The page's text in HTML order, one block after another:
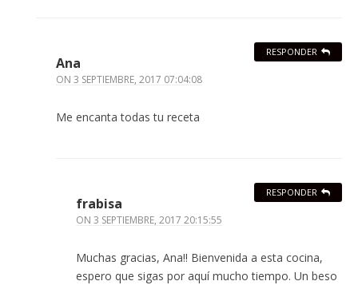
Ana
ON 3 SEPTIEMBRE, 2017 07:04:08
Me encanta todas tu receta
RESPONDER
frabisa
ON 3 SEPTIEMBRE, 2017 20:15:55
Muchas gracias, Ana!! Bienvenida a esta cocina,
espero que sigas por aquí mucho tiempo. Un beso
RESPONDER